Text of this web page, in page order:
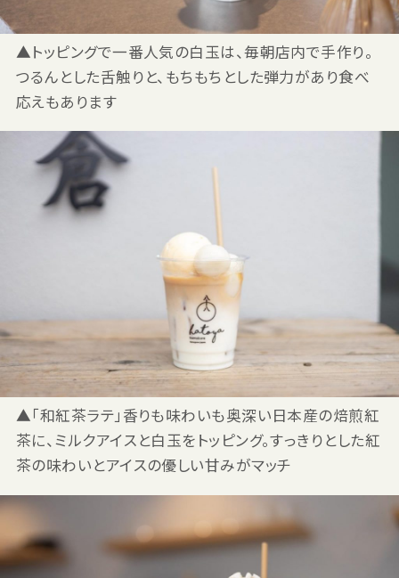
▲トッピングで一番人気の白玉は、毎朝店内で手作り。
つるんとした舌触りと、もちもちとした弾力があり食べ
応えもあります
▲「和紅茶ラテ」香りも味わいも奥深い日本産の焙煎紅
茶に、ミルクアイスと白玉をトッピング。すっきりとした紅
茶の味わいとアイスの優しい甘みがマッチ